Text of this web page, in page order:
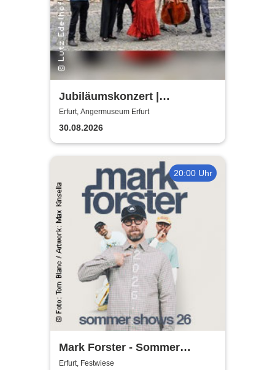
Jubiläumskonzert |
Angermuseum Erfurt - 25
Jahre The String Company
Erfurt, Angermuseum Erfurt
30.08.2026
20:00 Uhr
Mark Forster - Sommer
Shows 2026
Erfurt, Festwiese